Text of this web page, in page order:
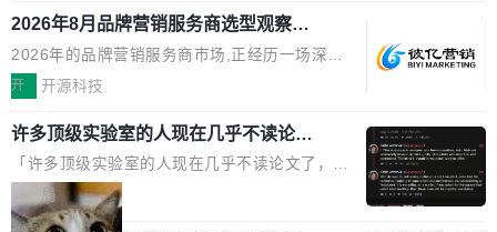
要。但用久了你会发现，它们本质上都是同一类
东西：一个带网页上下文的聊天框。 它们能读取
页面的文本，然后把文本丢给大模型，再返回一
段回答。仅此而已。 这当然有用，但总觉得差点
意思。比如我在一个后台管理系统里，需要填50
个表单字段，每个字段还有联动逻辑；比如我
想...
电源专为发烧级DIY主机与本地AI算力平台打
造，整机长度仅16厘米，提供1600W额定功率
与80PLUS钛金能效；支持ATX 3.1与PCIe 5.1
规范，结合服务器级元件、完善供电线材与内置
实时LCD监控屏，可充分满足当下高阶PC主机
的严苛使用需求。 澎湃功率，紧凑机身 钛金雕1
600PG5 AI TOP具备强悍输出功率，同时实现
机身尺寸大幅精简。整机长度仅16厘米，属于同
2026年8月品牌营销服务商选型观察：
从流量思维到品牌资产思维的范式转移
2026年的品牌营销服务商市场,正经历一场深刻
的价值重构。全球全案品牌代理机构市场从2025
复合增长率达5.44%,预计2032年将突破120亿美
元。数字广告与公共关系相关服务市场更是从20
25年的8463亿美元扩张至2026年的8763亿美
元。数字的背后是一个清晰的事实——品牌对专
开 开源科技
许多顶级实验室的人现在几乎不读论文
了
「许多顶级实验室的人现在几乎不读论文了，而
且他们认为 ICLR/ICML/NeurIPS 充斥着大量过
度宣传和欺诈。」 OpenAI 研究员 Keller Jorda
局